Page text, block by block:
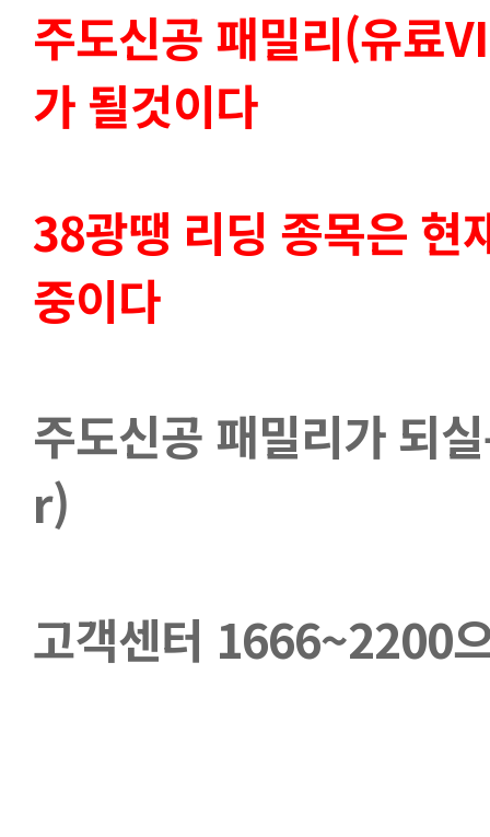
주도신공 패밀리(유료
가 될것이다
38광땡 리딩 종목은 현
중이다
주도신공 패밀리가 되
r)
고객센터 1666~2200